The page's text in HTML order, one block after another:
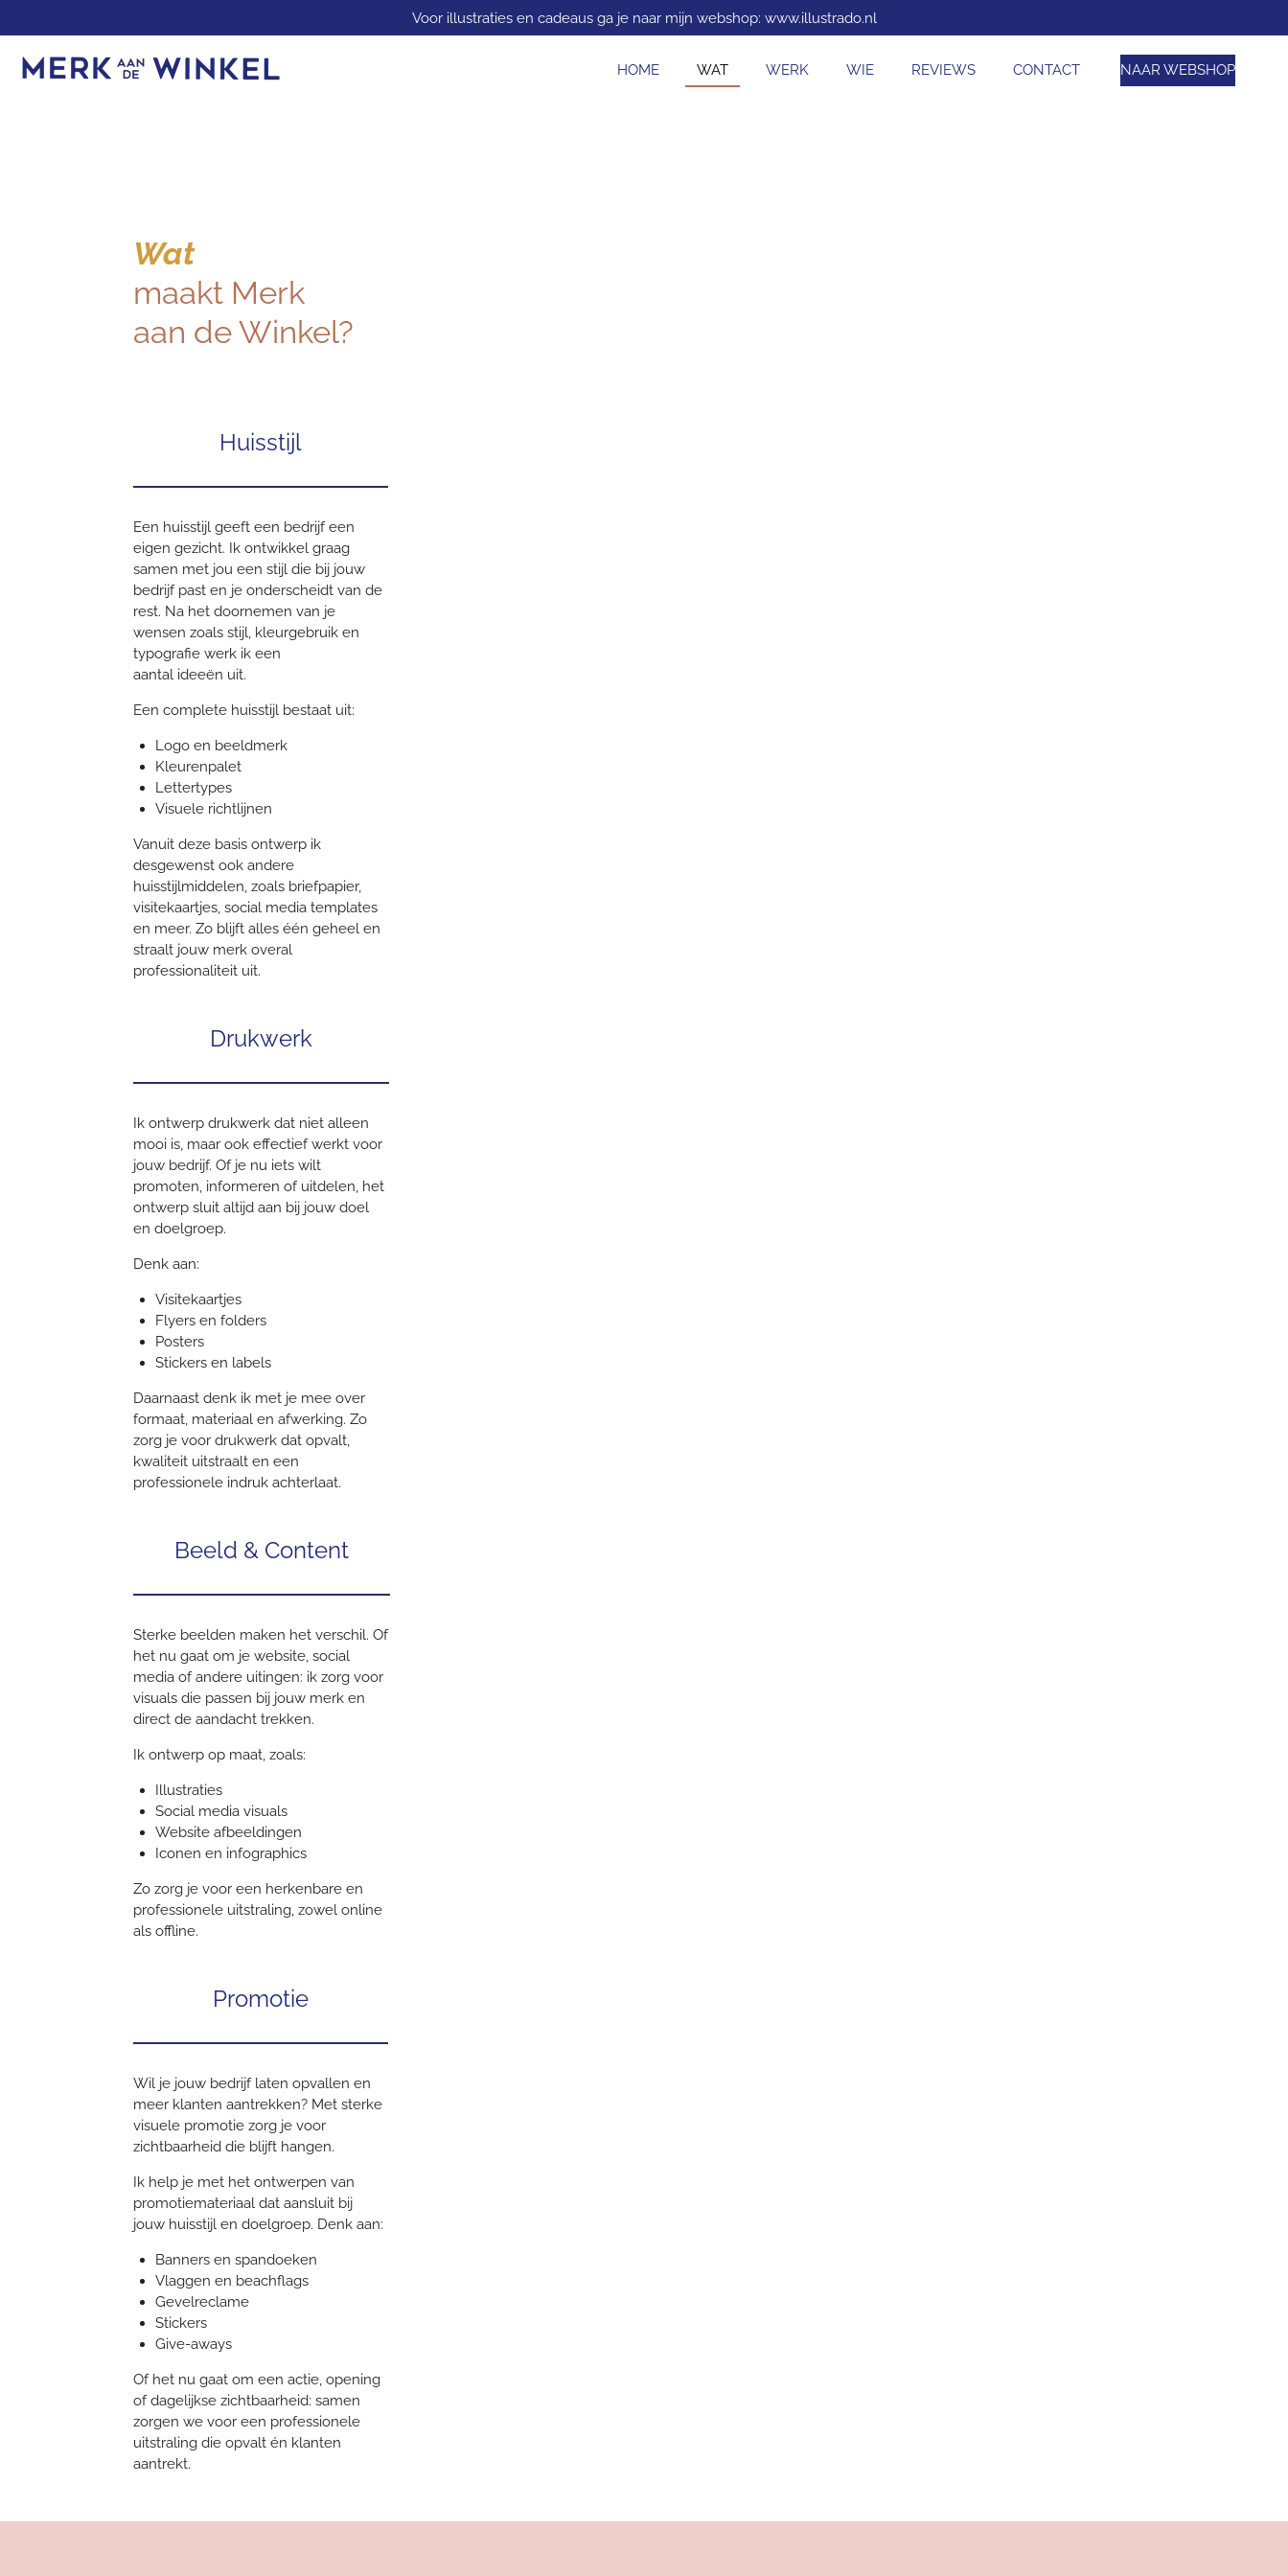
direct
naar
de
Voor illustraties en cadeaus ga je naar mijn webshop: www.illustrado.nl
HOME WAT WERK WIE REVIEWS CONTACT NAAR WEBSHOP
Wat
maakt Merk
aan de Winkel?
Huisstijl
Een huisstijl geeft een bedrijf een
eigen gezicht. Ik ontwikkel graag
samen met jou een stijl die bij jouw
bedrijf past en je onderscheidt van de
rest. Na het doornemen van je
wensen zoals stijl, kleurgebruik en
typografie werk ik een
aantal ideeën uit.
Een complete huisstijl bestaat uit:
Logo en beeldmerk
Kleurenpalet
Lettertypes
Visuele richtlijnen
Vanuit deze basis ontwerp ik
desgewenst ook andere
huisstijlmiddelen, zoals briefpapier,
visitekaartjes, social media templates
en meer. Zo blijft alles één geheel en
straalt jouw merk overal
professionaliteit uit.
Drukwerk
Ik ontwerp drukwerk dat niet alleen
mooi is, maar ook effectief werkt voor
jouw bedrijf. Of je nu iets wilt
promoten, informeren of uitdelen, het
ontwerp sluit altijd aan bij jouw doel
en doelgroep.
Denk aan:
Visitekaartjes
Flyers en folders
Posters
Stickers en labels
Daarnaast denk ik met je mee over
formaat, materiaal en afwerking. Zo
zorg je voor drukwerk dat opvalt,
kwaliteit uitstraalt en een
professionele indruk achterlaat.
Beeld & Content
Sterke beelden maken het verschil. Of
het nu gaat om je website, social
media of andere uitingen: ik zorg voor
visuals die passen bij jouw merk en
direct de aandacht trekken.
Ik ontwerp op maat, zoals:
Illustraties
Social media visuals
Website afbeeldingen
Iconen en infographics
Zo zorg je voor een herkenbare en
professionele uitstraling, zowel online
als offline.
Promotie
Wil je jouw bedrijf laten opvallen en
meer klanten aantrekken? Met sterke
visuele promotie zorg je voor
zichtbaarheid die blijft hangen.
Ik help je met het ontwerpen van
promotiemateriaal dat aansluit bij
jouw huisstijl en doelgroep. Denk aan:
Banners en spandoeken
Vlaggen en beachflags
Gevelreclame
Stickers
Give-aways
Of het nu gaat om een actie, opening
of dagelijkse zichtbaarheid: samen
zorgen we voor een professionele
uitstraling die opvalt én klanten
aantrekt.